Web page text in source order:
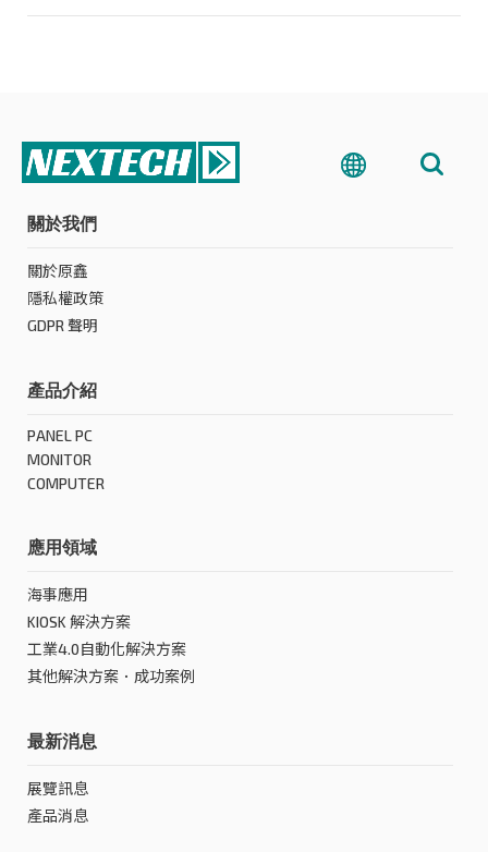
關於我們
關於原鑫
隱私權政策
GDPR 聲明
產品介紹
PANEL PC
MONITOR
COMPUTER
應用領域
海事應用
KIOSK 解決方案
工業4.0自動化解決方案
其他解決方案．成功案例
最新消息
展覽訊息
產品消息